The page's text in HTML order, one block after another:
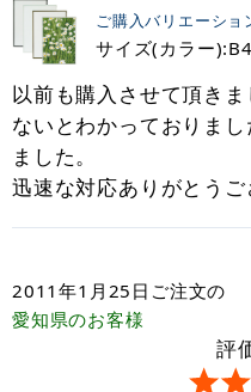
ご購入バリエーショ
サイズ(カラー
以前も購入させて頂き
ないとわかっておりま
ました。
迅速な対応ありがとうご
2011年1月25日 ご注文の
愛知県のお客様
評